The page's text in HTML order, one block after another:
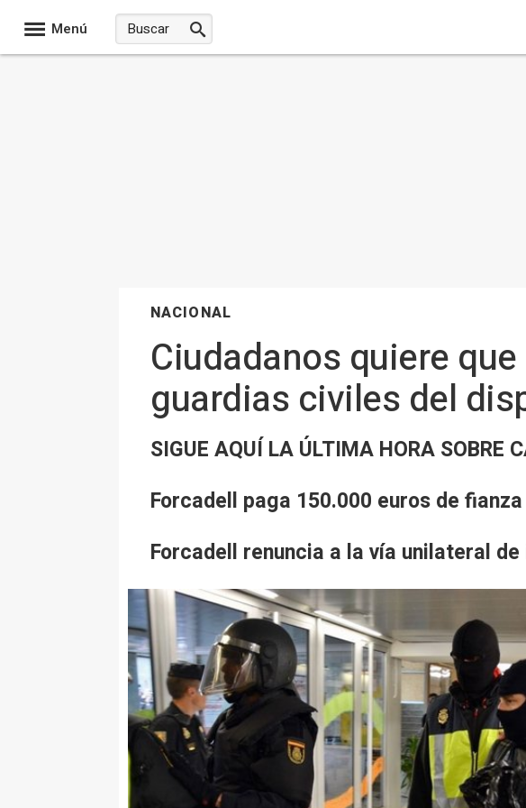
Menú
NACIONAL
Ciudadanos quiere
guardias civiles del
SIGUE AQUÍ LA ÚLTIMA HORA SOBRE
Forcadell paga 150.000 euros de
Forcadell renuncia a la vía unilateral